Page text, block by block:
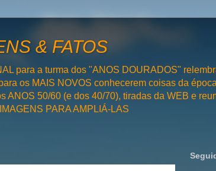
& FATOS
para a turma dos "ANOS DOURADOS"
os MAIS NOVOS conhecerem coisas da
50/60 (e dos 40/70), tiradas da WEB e
PARA AMPLIÁ-LAS